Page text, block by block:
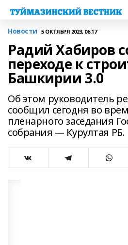
Новости 5 ОКТЯБРЯ 2023, 06:17
Радий Хабиров
переходе к
Башкирии 3.0
Об этом руководитель
сообщил сегодня во
пленарного заседания
собрания — Курултая РБ.